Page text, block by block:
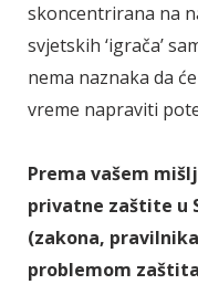
skoncentrirana na
svjetskih ‘igrača’
nema naznaka da
vreme napraviti
Prema vašem
privatne zaštite u
(zakona,
problemom